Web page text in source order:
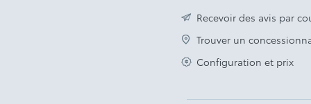
Recevoir des avis par
Trouver un
Configuration et prix